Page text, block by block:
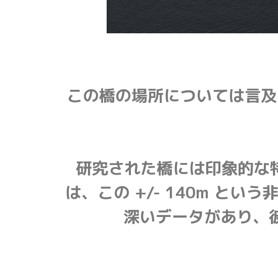
この橋の場所については言
研究された橋には印象的
は、この +/- 140m という
深いデータがあり、